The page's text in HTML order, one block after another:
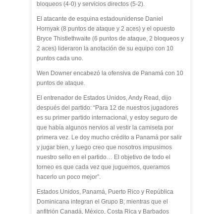
bloqueos (4-0) y servicios directos (5-2).
El atacante de esquina estadounidense Daniel
Hornyak (8 puntos de ataque y 2 aces) y el opuesto
Bryce Thistlethwaite (6 puntos de ataque, 2 bloqueos y
2 aces) lideraron la anotación de su equipo con 10
puntos cada uno.
Wen Downer encabezó la ofensiva de Panamá con 10
puntos de ataque.
El entrenador de Estados Unidos, Andy Read, dijo
después del partido: “Para 12 de nuestros jugadores
es su primer partido internacional, y estoy seguro de
que había algunos nervios al vestir la camiseta por
primera vez. Le doy mucho crédito a Panamá por salir
y jugar bien, y luego creo que nosotros impusimos
nuestro sello en el partido… El objetivo de todo el
torneo es que cada vez que juguemos, queramos
hacerlo un poco mejor”.
Estados Unidos, Panamá, Puerto Rico y República
Dominicana integran el Grupo B; mientras que el
anfitrión Canadá, México, Costa Rica y Barbados